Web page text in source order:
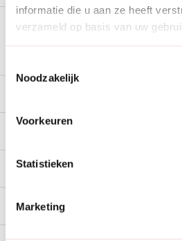
informatie die u aan ze heeft
verzameld op basis van uw
Noodzakelijk
Voorkeuren
Statistieken
Marketing
Plus- en minpunten
Specificaties
Handig voor erbij